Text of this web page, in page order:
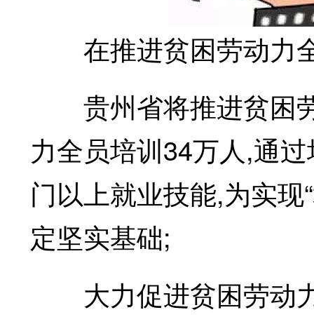
在推进贫困劳动力
贵州省将推进贫困
力全员培训34万人,通
门以上就业技能,为实
定坚实基础;
大力促进贫困劳动